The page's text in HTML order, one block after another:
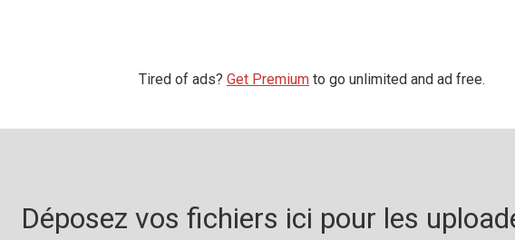
Tired of ads? Get Premium to go unlimited and ad free.
Déposez vos fichiers ici pour les